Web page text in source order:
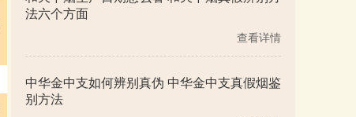
法六个方面
查看详情
中华金中支如何辨别真伪 中华金中支真假烟鉴
别方法